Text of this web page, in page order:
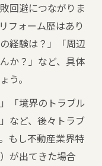
回避につながりま
フォーム歴はあり
経験は？」「周辺
か？」など、具体
う。
「境界のトラブル
など、後々トラブ
もし不動産業界特
が出てきた場合